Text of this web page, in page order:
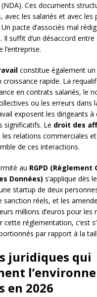
Ces documents
avec les salariés et avec les
pacte d’associés mal
Il suffit d’un désaccord
l’entreprise.
constitue également
croissance rapide. La
en contrats salariés, le
ou les erreurs dans
exposent les dirigeants à
significatifs. Le droit des
relations commerciales
de ces interactions.
au RGPD (Règlement
Données) s’applique dès
startup de deux
sanction réels, et les
millions d’euros pour les
cette réglementation, c’est
par rapport à la
juridiques qui
en 2026